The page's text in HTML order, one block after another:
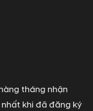
tháng nhận
khi đã đăng ký